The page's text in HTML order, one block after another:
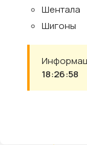
Шентала
Шигоны
18:26:58